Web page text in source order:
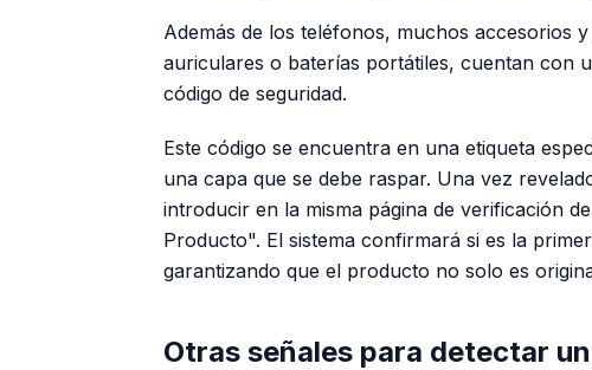
Además de los teléfonos, muchos accesorios
auriculares o baterías portátiles, cuentan con
código de seguridad.
Este código se encuentra en una etiqueta
una capa que se debe raspar. Una vez
introducir en la misma página de verificación
Producto". El sistema confirmará si es la
garantizando que el producto no solo es
Otras señales para detectar